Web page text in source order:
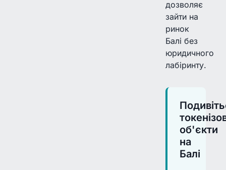
дозволяє
зайти на
ринок
Балі без
юридичного
лабіринту.
об'єкти
на
Балі